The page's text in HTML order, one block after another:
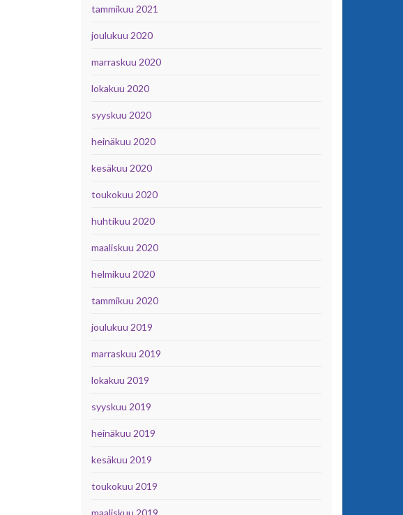
tammikuu 2021
joulukuu 2020
marraskuu 2020
lokakuu 2020
syyskuu 2020
heinäkuu 2020
kesäkuu 2020
toukokuu 2020
huhtikuu 2020
maaliskuu 2020
helmikuu 2020
tammikuu 2020
joulukuu 2019
marraskuu 2019
lokakuu 2019
syyskuu 2019
heinäkuu 2019
kesäkuu 2019
toukokuu 2019